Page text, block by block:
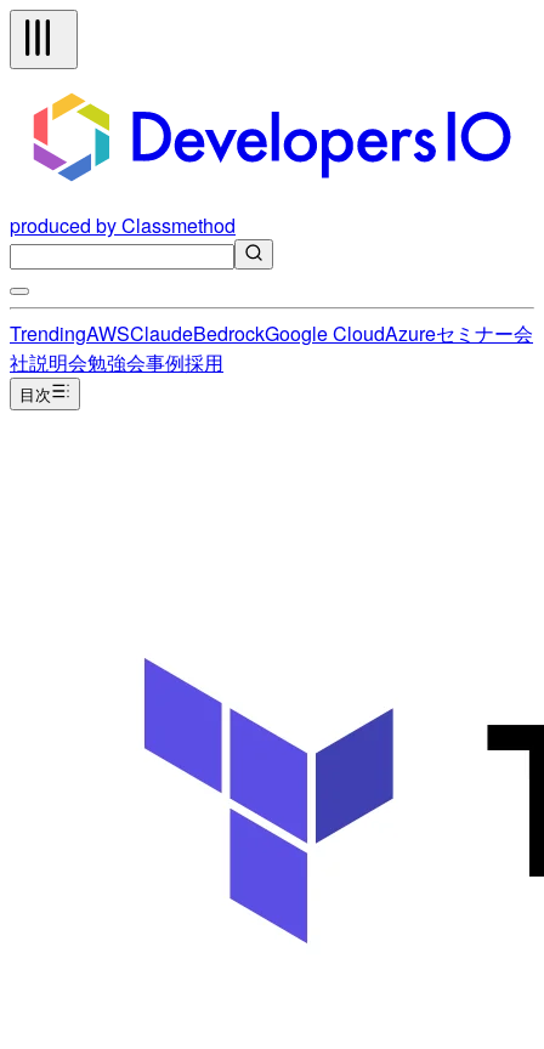
produced by Classmethod
TrendingAWSClaudeBedrockGoogle CloudAzureセミナー会
社説明会勉強会事例採用
目次